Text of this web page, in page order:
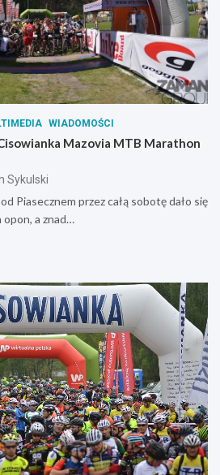
WIADOMOŚCI
Mazovia MTB Marathon
Sykulski
Piasecznem przez całą sobotę dało się
opon, a znad…